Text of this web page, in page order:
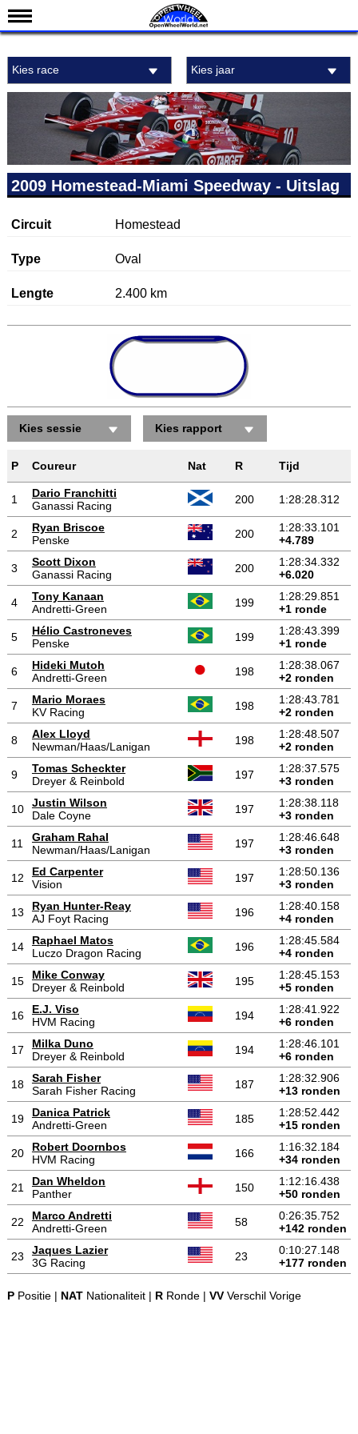
Kalender
Uitslagen
Standen
Teams
Indy 500
English
Kies race Kies jaar
2009 Homestead-Miami Speedway - Uitslag
Circuit Homestead
Type Oval
Lengte 2.400 km
Kies sessie Kies rapport
P Coureur Nat R Tijd
1
Dario Franchitti
Ganassi Racing
200 1:28:28.312
2
Ryan Briscoe
Penske
200
1:28:33.101
+4.789
3
Scott Dixon
Ganassi Racing
200
1:28:34.332
+6.020
4
Tony Kanaan
Andretti-Green
199
1:28:29.851
+1 ronde
5
Hélio Castroneves
Penske
199
1:28:43.399
+1 ronde
6
Hideki Mutoh
Andretti-Green
198
1:28:38.067
+2 ronden
7
Mario Moraes
KV Racing
198
1:28:43.781
+2 ronden
8
Alex Lloyd
Newman/Haas/Lanigan
198
1:28:48.507
+2 ronden
9
Tomas Scheckter
Dreyer & Reinbold
197
1:28:37.575
+3 ronden
10
Justin Wilson
Dale Coyne
197
1:28:38.118
+3 ronden
11
Graham Rahal
Newman/Haas/Lanigan
197
1:28:46.648
+3 ronden
12
Ed Carpenter
Vision
197
1:28:50.136
+3 ronden
13
Ryan Hunter-Reay
AJ Foyt Racing
196
1:28:40.158
+4 ronden
14
Raphael Matos
Luczo Dragon Racing
196
1:28:45.584
+4 ronden
15
Mike Conway
Dreyer & Reinbold
195
1:28:45.153
+5 ronden
16
E.J. Viso
HVM Racing
194
1:28:41.922
+6 ronden
17
Milka Duno
Dreyer & Reinbold
194
1:28:46.101
+6 ronden
18
Sarah Fisher
Sarah Fisher Racing
187
1:28:32.906
+13 ronden
19
Danica Patrick
Andretti-Green
185
1:28:52.442
+15 ronden
20
Robert Doornbos
HVM Racing
166
1:16:32.184
+34 ronden
21
Dan Wheldon
Panther
150
1:12:16.438
+50 ronden
22
Marco Andretti
Andretti-Green
58
0:26:35.752
+142 ronden
23
Jaques Lazier
3G Racing
23
0:10:27.148
+177 ronden
PPositie | NATNationaliteit | RRonde | VVVerschil Vorige